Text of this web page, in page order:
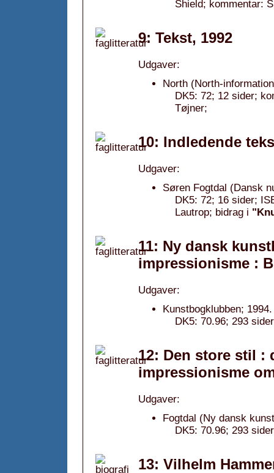
Shield; kommentar:
9: Tekst, 1992
Udgaver:
North (North-
DK5: 72; 12 sider;
Tøjner;
10: Indledende
Udgaver:
Søren Fogtdal (Dansk
DK5: 72; 16 sider;
Lautrop; bidrag i
11: Ny dansk
impressionisme :
Udgaver:
Kunstbogklubben; 1994.
DK5: 70.96; 293
12: Den store stil :
impressionisme
Udgaver:
Fogtdal (Ny dansk
DK5: 70.96; 293
13: Vilhelm